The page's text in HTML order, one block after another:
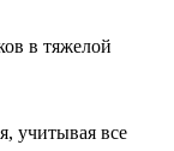
в тяжелой
учитывая все